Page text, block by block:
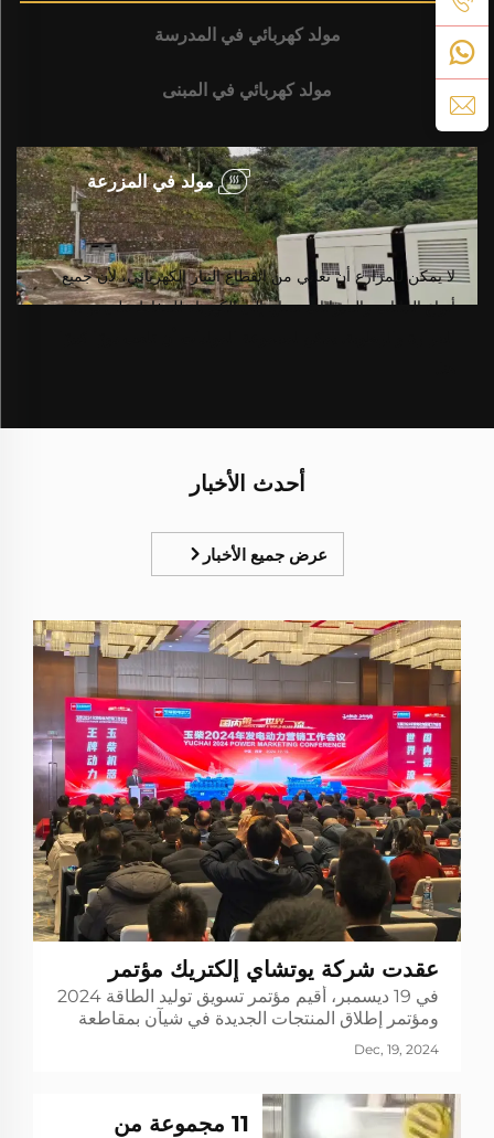
مولد كهربائي في المدرسة
مولد كهربائي في المبنى
لا يمكن للمزارع أن تعاني من انقطاع التيار الكهربائي، لأن جميع
أنواع النباتات والحيوانات تحتاج إلى الكهرباء للحفاظ على درجة
مولد في المزرعة
أحدث الأخبار
عرض جميع الأخبار
عقدت شركة يوتشاي إلكتريك مؤتمر
تسويق الطاقة لعام 2024 ومؤتمر إطلاق
المنتجات الجديدة
في 19 ديسمبر، أقيم مؤتمر تسويق توليد الطاقة 2024
ومؤتمر إطلاق المنتجات الجديدة في شيآن بمقاطعة
شنشي. نائب الرئيس الأول لقسم الأسهم في يوتشاي،
والمدير العام لشركة يوتشاي شيب إليكتريك نينج شينغ
Dec, 19, 2024
11 مجموعة من